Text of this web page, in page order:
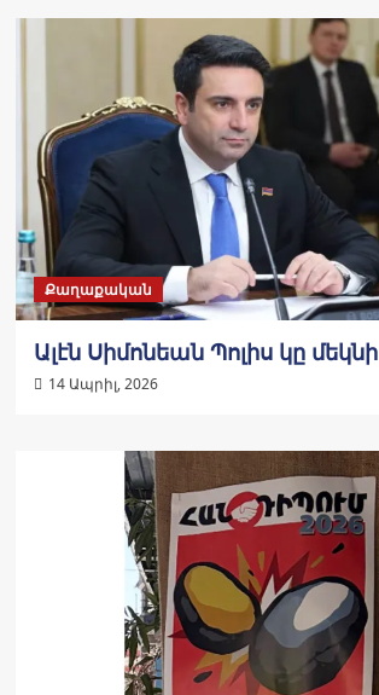
Քաղաքական
Ալէն Սիմոնեան Պոլիս կը մեկնի
14 Ապրիլ, 2026